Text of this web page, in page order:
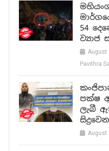
54
ව්‍යාජ
August
Pavithra
පක්ෂ
ලැබී
August